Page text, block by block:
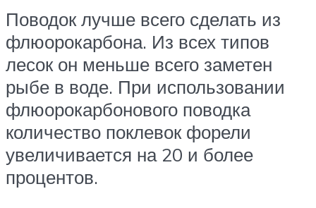
Поводок лучше всего сделать из
флюорокарбона. Из всех типов
лесок он меньше всего заметен
рыбе в воде. При использовании
флюорокарбонового поводка
количество поклевок форели
увеличивается на 20 и более
процентов.